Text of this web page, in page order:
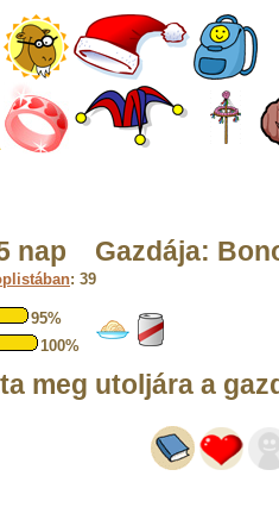
nap Gazdája:
: 39
95%
100%
meg utoljára a